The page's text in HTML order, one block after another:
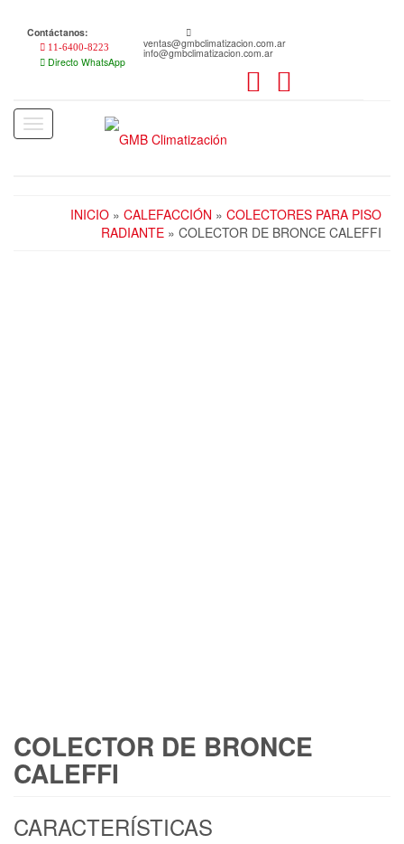
content
Contáctanos:
11-6400-8223
Directo WhatsApp
ventas@gmbclimatizacion.com.ar
info@gmbclimatizacion.com.ar
Toggle
navigation
INICIO » CALEFACCIÓN » COLECTORES PARA PISO
RADIANTE » COLECTOR DE BRONCE CALEFFI
COLECTOR DE BRONCE
CALEFFI
CARACTERÍSTICAS